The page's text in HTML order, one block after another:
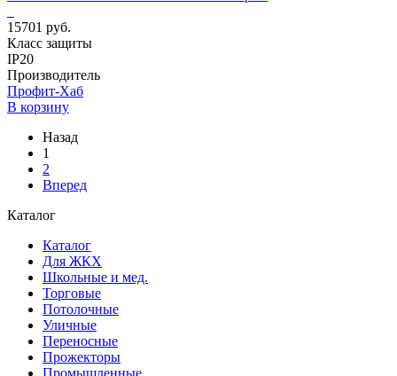
15701 руб.
Класс защиты
IP20
Производитель
Профит-Хаб
В корзину
Назад
1
2
Вперед
Каталог
Каталог
Для ЖКХ
Школьные и мед.
Торговые
Потолочные
Уличные
Переносные
Прожекторы
Промышленные